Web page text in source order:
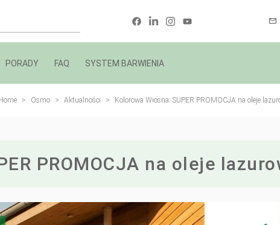
PORADY FAQ SYSTEM BARWIENIA
Home Osmo Aktualności Kolorowa Wiosna: SUPER PROMOCJA na oleje
PROMOCJA na oleje